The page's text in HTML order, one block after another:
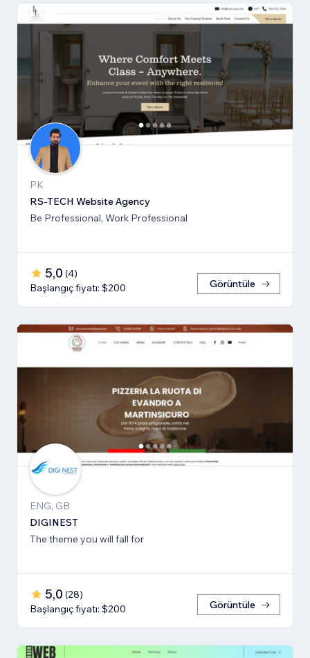
PK
RS-TECH Website Agency
Be Professional, Work Professional
5,0 (4)
Başlangıç fiyatı: $200
Görüntüle
ENG, GB
DIGINEST
The theme you will fall for
5,0 (28)
Başlangıç fiyatı: $200
Görüntüle